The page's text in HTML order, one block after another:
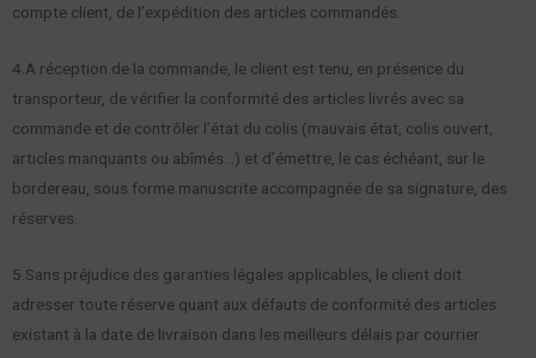
compte client, de l’expédition des articles commandés.
4.A réception de la commande, le client est tenu, en présence du
transporteur, de vérifier la conformité des articles livrés avec sa
commande et de contrôler l’état du colis (mauvais état, colis ouvert,
articles manquants ou abîmés…) et d’émettre, le cas échéant, sur le
bordereau, sous forme manuscrite accompagnée de sa signature, des
réserves.
5.Sans préjudice des garanties légales applicables, le client doit
adresser toute réserve quant aux défauts de conformité des articles
existant à la date de livraison dans les meilleurs délais par courrier